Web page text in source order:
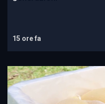
15 ore fa